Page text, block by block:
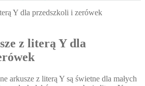
z literą Y dla
arkusze z literą Y są świetne dla małych